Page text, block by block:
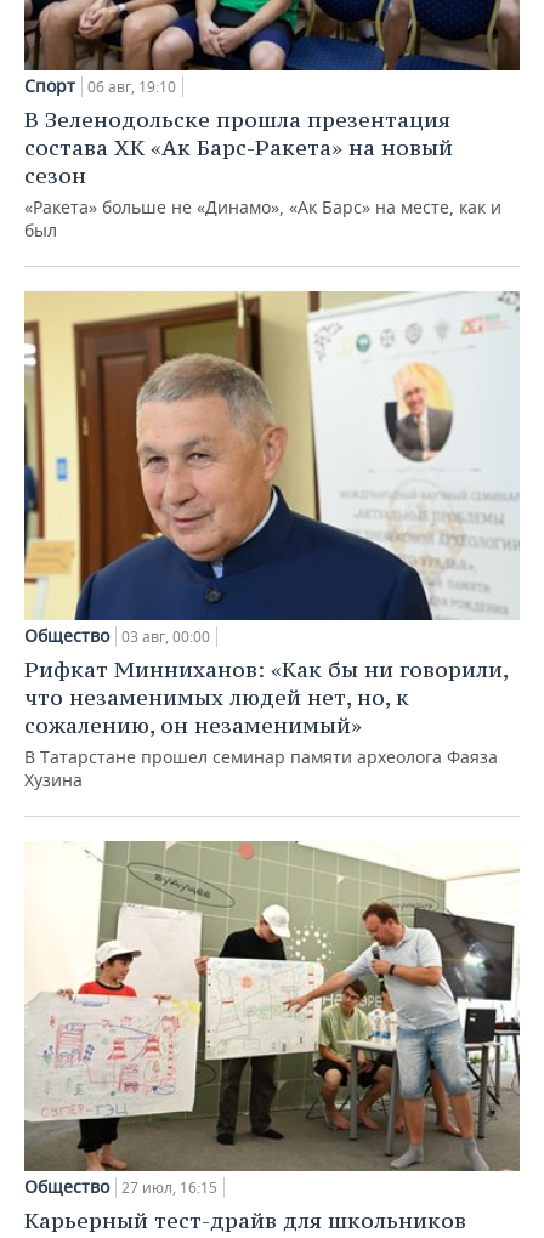
Спорт 06 авг, 19:10
В Зеленодольске прошла презентация
состава ХК «Ак Барс-Ракета» на новый
сезон
«Ракета» больше не «Динамо», «Ак Барс» на месте, как и
был
Общество 03 авг, 00:00
Рифкат Минниханов: «Как бы ни говорили,
что незаменимых людей нет, но, к
сожалению, он незаменимый»
В Татарстане прошел семинар памяти археолога Фаяза
Хузина
Общество 27 июл, 16:15
Карьерный тест-драйв для школьников